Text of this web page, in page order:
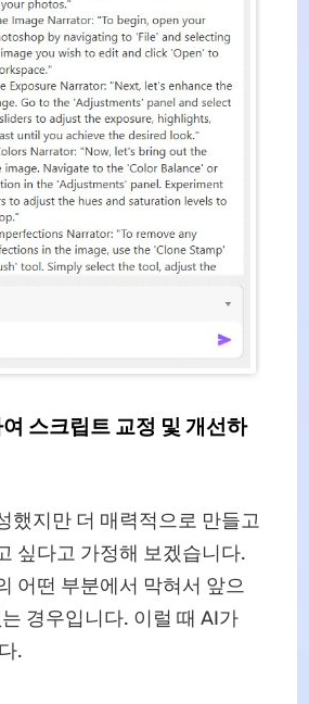
스크립트 교정 및 개선하
했지만 더 매력적으로 만들고
싶다고 가정해 보겠습니다.
어떤 부분에서 막혀서 앞으
경우입니다. 이럴 때 AI가
.